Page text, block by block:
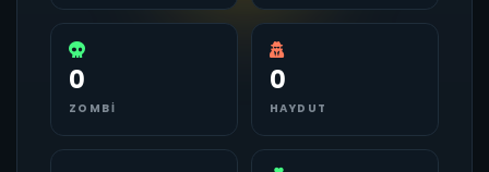
0
ZOMBI
0
HAYDUT